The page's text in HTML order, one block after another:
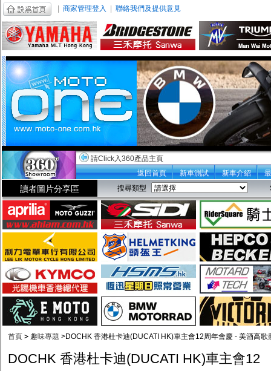
商家管理登入 聯絡我們及提供意見
請Click入360產品主頁
返回首頁
新車測試 新車介紹
讀者圖片分享區 搜尋類型
首頁 > 趣味專題 >DOCHK 香港杜卡迪(DUCATI HK)車主會12周年會慶 - 美酒高歌
DOCHK 香港杜卡迪(DUCATI HK)車主會12